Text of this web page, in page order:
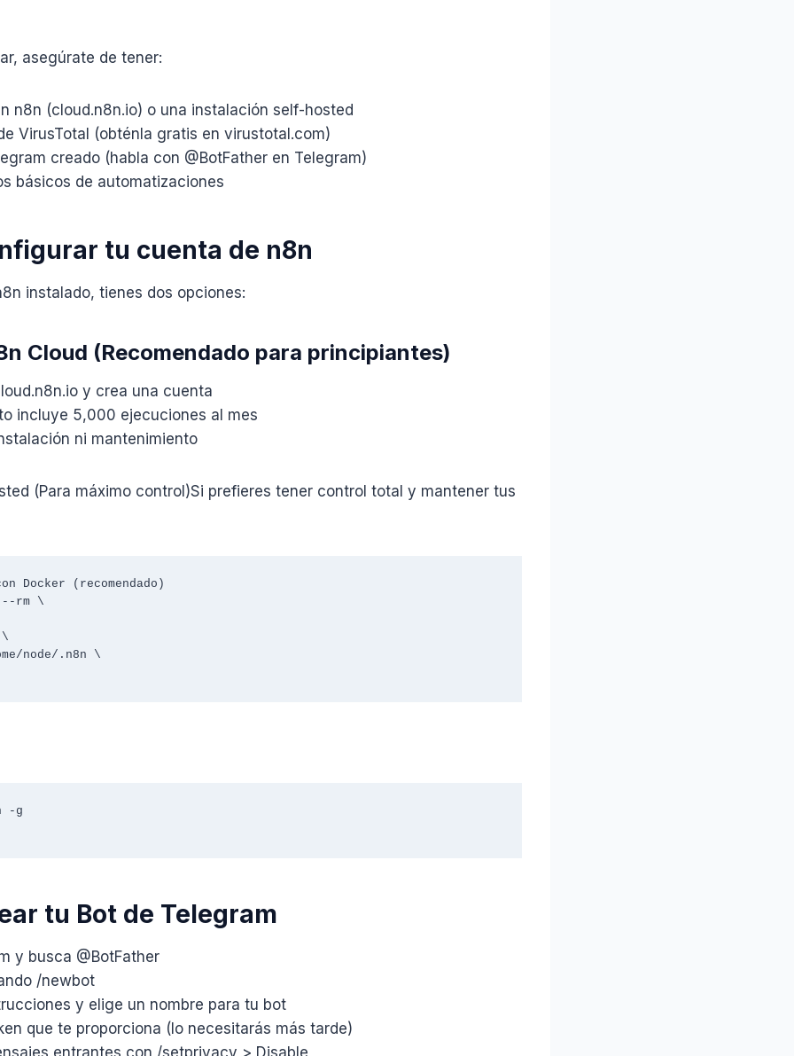
asegúrate de tener:
n8n (cloud.n8n.io) o una instalación self-hosted
VirusTotal (obténla gratis en virustotal.com)
creado (habla con @BotFather en Telegram)
básicos de automatizaciones
tu cuenta de n8n
instalado, tienes dos opciones:
Cloud (Recomendado para principiantes)
y crea una cuenta
incluye 5,000 ejecuciones al mes
ni mantenimiento
(Para máximo control)Si prefieres tener control total y mantener tus
Docker (recomendado)
rm \
-g
tu Bot de Telegram
y busca @BotFather
/newbot
y elige un nombre para tu bot
que te proporciona (lo necesitarás más tarde)
entrantes con /setprivacy > Disable